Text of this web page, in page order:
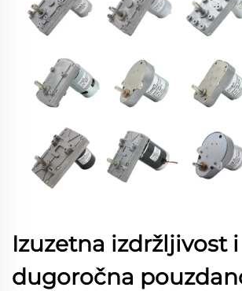
Izuzetna izdržljivost i
dugoročna